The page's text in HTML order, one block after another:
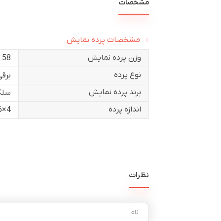
مشخصات
مشخصات پرده نمایش
وزن پرده نمایش
58 کیلوگرم
نوع پرده
برند پرده نمایش
اندازه پرده
4×6
نظرات